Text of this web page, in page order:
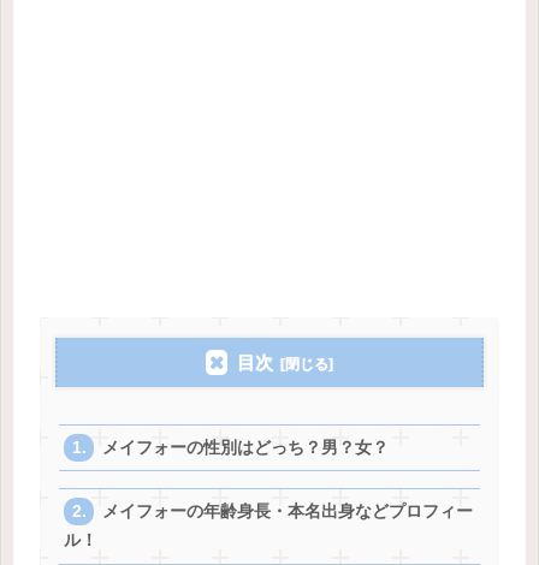
目次
メイフォーの性別はどっち？男？女？
メイフォーの年齢身長・本名出身などプロフィー
ル！